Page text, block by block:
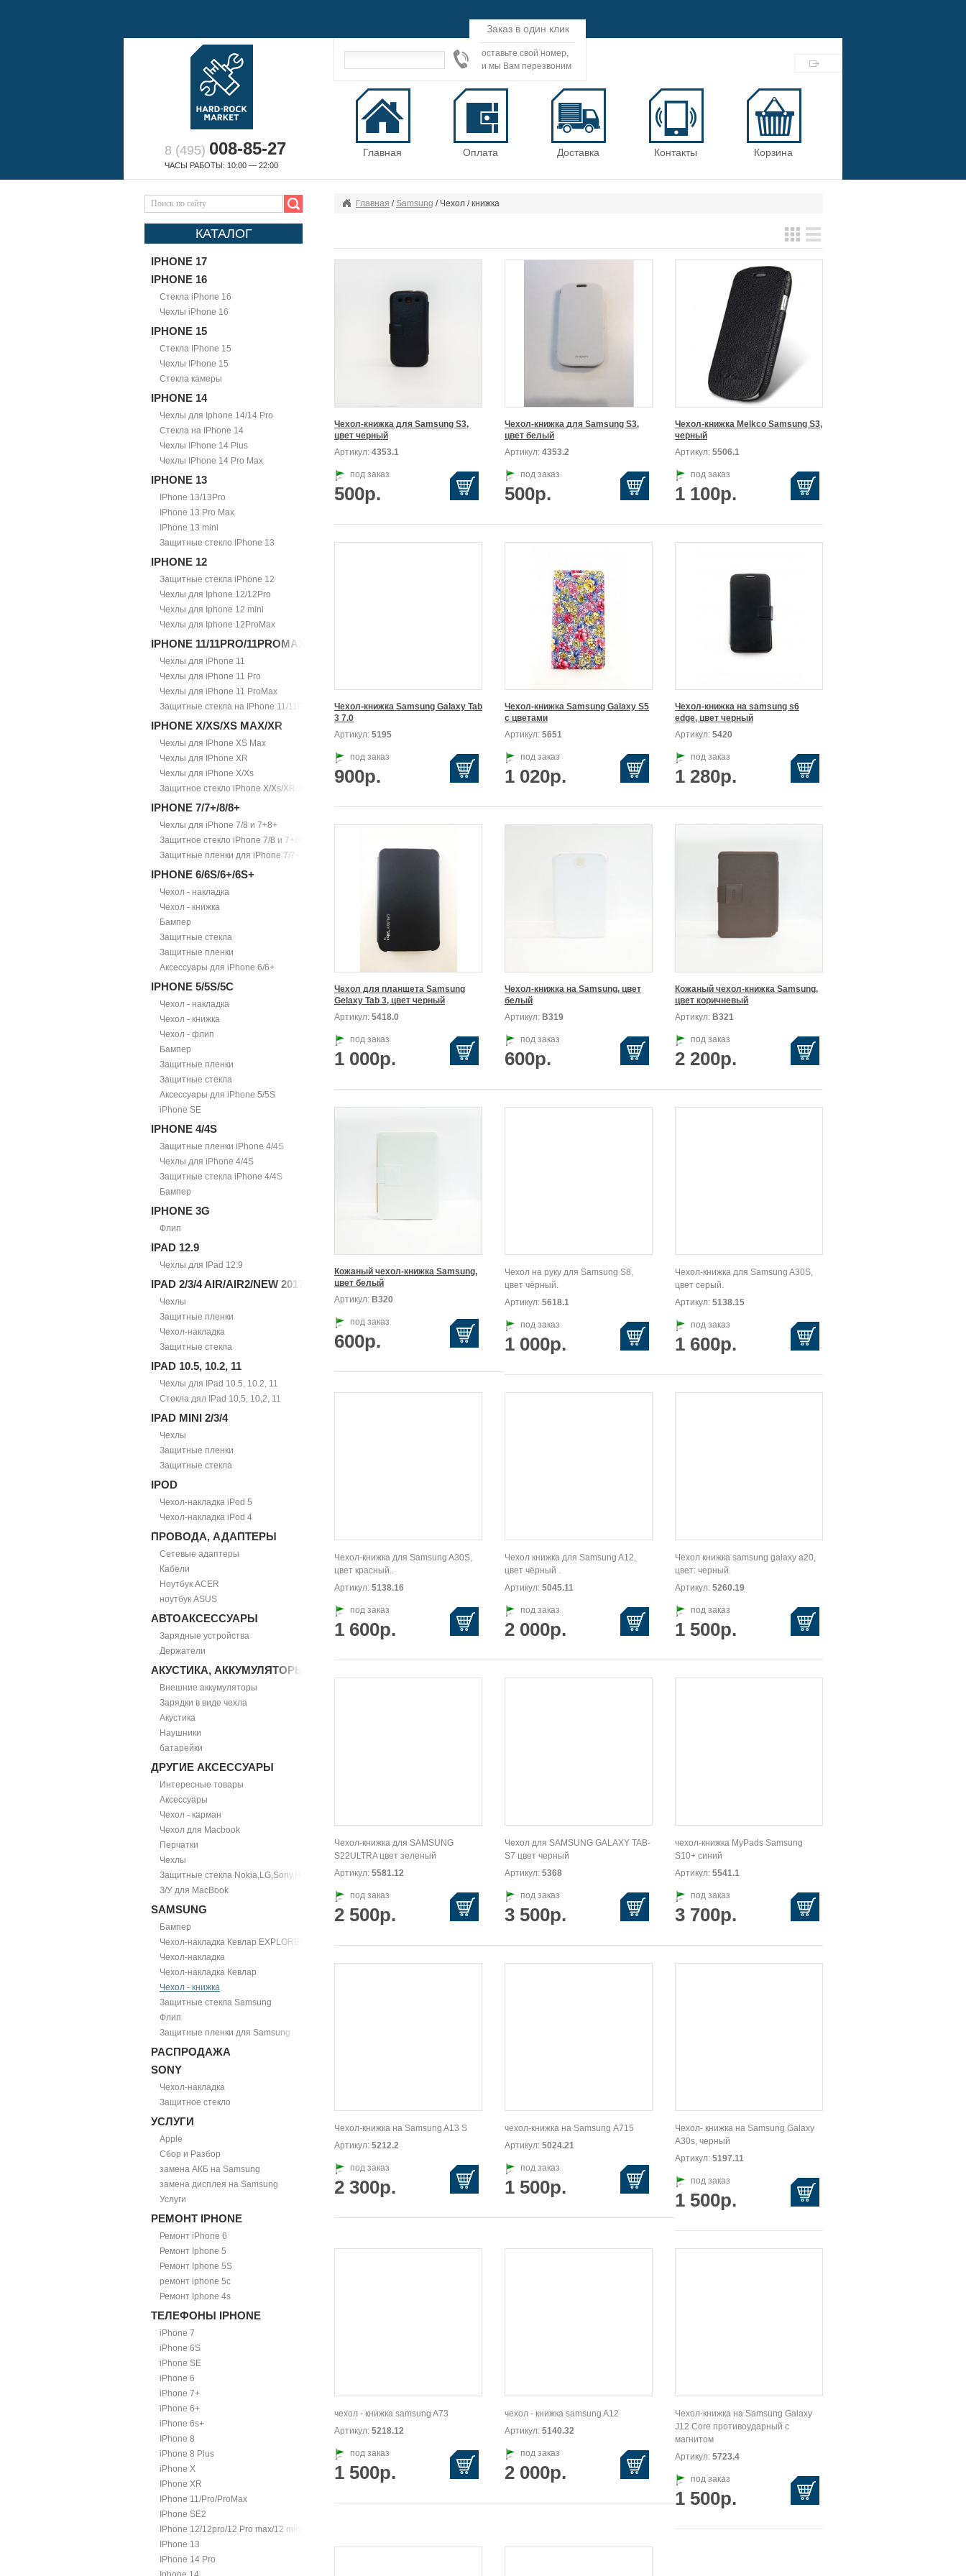
8 (495) 008-85-27
ЧАСЫ РАБОТЫ: 10:00 — 22:00
Заказ в один клик
оставьте свой номер,
и мы Вам перезвоним
Главная Оплата Доставка Контакты Корзина
КАТАЛОГ
IPHONE 17
IPHONE 16
Стекла iPhone 16
Чехлы iPhone 16
IPHONE 15
Стекла IPhone 15
Чехлы IPhone 15
Стекла камеры
IPHONE 14
Чехлы для Iphone 14/14 Pro
Стекла на IPhone 14
Чехлы IPhone 14 Plus
Чехлы IPhone 14 Pro Max
IPHONE 13
IPhone 13/13Pro
IPhone 13 Pro Max
IPhone 13 mini
Защитные стекло IPhone 13
IPHONE 12
Защитные стекла iPhone 12
Чехлы для Iphone 12/12Pro
Чехлы для Iphone 12 mini
Чехлы для Iphone 12ProMax
IPHONE 11/11PRO/11PROMAX
Чехлы для iPhone 11
Чехлы для iPhone 11 Pro
Чехлы для iPhone 11 ProMax
Защитные стекла на IPhone 11/11Pro/11ProMax
IPHONE X/XS/XS MAX/XR
Чехлы для IPhone XS Max
Чехлы для IPhone XR
Чехлы для iPhone X/Xs
Защитное стекло iPhone X/Xs/XR/Xs Max
IPHONE 7/7+/8/8+
Чехлы для iPhone 7/8 и 7+8+
Защитное стекло iPhone 7/8 и 7+/8+
Защитные пленки для iPhone 7/7+
IPHONE 6/6S/6+/6S+
Чехол - накладка
Чехол - книжка
Бампер
Защитные стекла
Защитные пленки
Аксессуары для iPhone 6/6+
IPHONE 5/5S/5С
Чехол - накладка
Чехол - книжка
Чехол - флип
Бампер
Защитные пленки
Защитные стекла
Аксессуары для iPhone 5/5S
iPhone SE
IPHONE 4/4S
Защитные пленки iPhone 4/4S
Чехлы для iPhone 4/4S
Защитные стекла iPhone 4/4S
Бампер
IPHONE 3G
Флип
IPAD 12.9
Чехлы для IPad 12.9
IPAD 2/3/4 AIR/AIR2/NEW 2017
Чехлы
Защитные пленки
Чехол-накладка
Защитные стекла
IPAD 10.5, 10.2, 11
Чехлы для IPad 10.5, 10.2, 11
Стекла дял IPad 10,5, 10,2, 11
IPAD MINI 2/3/4
Чехлы
Защитные пленки
Защитные стекла
IPOD
Чехол-накладка iPod 5
Чехол-накладка iPod 4
ПРОВОДА, АДАПТЕРЫ
Сетевые адаптеры
Кабели
Ноутбук ACER
ноутбук ASUS
АВТОАКСЕССУАРЫ
Зарядные устройства
Держатели
АКУСТИКА, АККУМУЛЯТОРЫ
Внешние аккумуляторы
Зарядки в виде чехла
Акустика
Наушники
батарейки
ДРУГИЕ АКСЕССУАРЫ
Интересные товары
Аксессуары
Чехол - карман
Чехол для Macbook
Перчатки
Чехлы
Защитные стекла Nokia,LG,Sony,HTC
З/У для MacBook
SAMSUNG
Бампер
Чехол-накладка Кевлар EXPLORER
Чехол-накладка
Чехол-накладка Кевлар
Чехол - книжка
Защитные стекла Samsung
Флип
Защитные пленки для Samsung
РАСПРОДАЖА
SONY
Чехол-накладка
Защитное стекло
УСЛУГИ
Apple
Сбор и Разбор
замена АКБ на Samsung
замена дисплея на Samsung
Услуги
РЕМОНТ IPHONE
Ремонт iPhone 6
Ремонт Iphone 5
Ремонт Iphone 5S
ремонт iphone 5c
Ремонт Iphone 4s
ТЕЛЕФОНЫ IPHONE
iPhone 7
iPhone 6S
iPhone SE
iPhone 6
iPhone 7+
iPhone 6+
iPhone 6s+
IPhone 8
iPhone 8 Plus
iPhone X
IPhone XR
IPhone 11/Pro/ProMax
IPhone SE2
IPhone 12/12pro/12 Pro max/12 mini.
IPhone 13
IPhone 14 Pro
Главная / Samsung / Чехол / книжка
Чехол-книжка для Samsung S3,
цвет черный
Артикул: 4353.1
под заказ
500р.
Чехол-книжка для Samsung S3,
цвет белый
Артикул: 4353.2
под заказ
500р.
Чехол-книжка Melkco Samsung S3,
черный
Артикул: 5506.1
под заказ
1 100р.
Чехол-книжка Samsung Galaxy Tab
3 7.0
Артикул: 5195
под заказ
900р.
Чехол-книжка Samsung Galaxy S5
с цветами
Артикул: 5651
под заказ
1 020р.
Чехол-книжка на samsung s6
edge, цвет черный
Артикул: 5420
под заказ
1 280р.
Чехол для планшета Samsung
Gelaxy Tab 3, цвет черный
Артикул: 5418.0
под заказ
1 000р.
Чехол-книжка на Samsung, цвет
белый
Артикул: В319
под заказ
600р.
Кожаный чехол-книжка Samsung,
цвет коричневый
Артикул: В321
под заказ
2 200р.
Кожаный чехол-книжка Samsung,
цвет белый
Артикул: В320
под заказ
600р.
Чехол на руку для Samsung S8,
цвет чёрный.
Артикул: 5618.1
под заказ
1 000р.
Чехол-книжка для Samsung A30S,
цвет серый.
Артикул: 5138.15
под заказ
1 600р.
Чехол-книжка для Samsung A30S,
цвет красный..
Артикул: 5138.16
под заказ
1 600р.
Чехол книжка для Samsung A12,
цвет чёрный .
Артикул: 5045.11
под заказ
2 000р.
Чехол книжка samsung galaxy a20,
цвет: черный.
Артикул: 5260.19
под заказ
1 500р.
Чехол-книжка для SAMSUNG
S22ULTRA цвет зеленый
Артикул: 5581.12
под заказ
2 500р.
Чехол для SAMSUNG GALAXY TAB-
S7 цвет черный
Артикул: 5368
под заказ
3 500р.
чехол-книжка MyPads Samsung
S10+ синий
Артикул: 5541.1
под заказ
3 700р.
Чехол-книжка на Samsung A13 S
Артикул: 5212.2
под заказ
2 300р.
чехол-книжка на Samsung А715
Артикул: 5024.21
под заказ
1 500р.
Чехол- книжка на Samsung Galaxy
A30s, черный
Артикул: 5197.11
под заказ
1 500р.
чехол - книжка samsung A73
Артикул: 5218.12
под заказ
1 500р.
чехол - книжка samsung A12
Артикул: 5140.32
под заказ
2 000р.
Чехол-книжка на Samsung Galaxy
J12 Core противоударный с
магнитом
Артикул: 5723.4
под заказ
1 500р.